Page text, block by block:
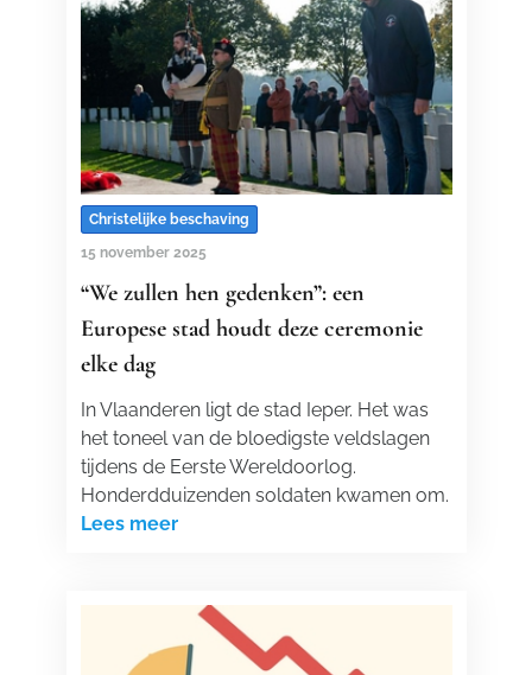
Christelijke beschaving
15 november 2025
“We zullen hen gedenken”: een
Europese stad houdt deze ceremonie
elke dag
In Vlaanderen ligt de stad Ieper. Het was
het toneel van de bloedigste veldslagen
tijdens de Eerste Wereldoorlog.
Honderdduizenden soldaten kwamen om.
Lees meer